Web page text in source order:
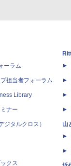
ーラム
担当者フォーラム
Library
ナー
ジタルクロス）
クス
山